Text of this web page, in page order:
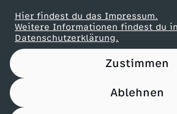
Hier findest du das Impressum.
Weitere Informationen findest du
Datenschutzerklärung.
Zustimmen
Ablehnen
i
m
Partner
Nutzungsbedingungen